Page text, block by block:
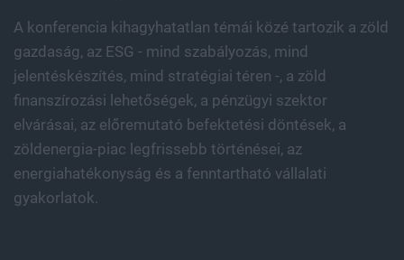
A konferencia kihagyhatatlan témái közé tartozik a zöld
gazdaság, az ESG - mind szabályozás, mind
jelentéskészítés, mind stratégiai téren -, a zöld
finanszírozási lehetőségek, a pénzügyi szektor
elvárásai, az előremutató befektetési döntések, a
zöldenergia-piac legfrissebb történései, az
energiahatékonyság és a fenntartható vállalati
gyakorlatok.